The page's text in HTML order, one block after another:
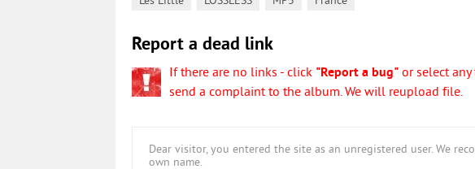
Report a dead link
If there are no links - click "Report a bug" or select
send a complaint to the album. We will reupload file.
Dear visitor, you entered the site as an unregistered user. We
own name.